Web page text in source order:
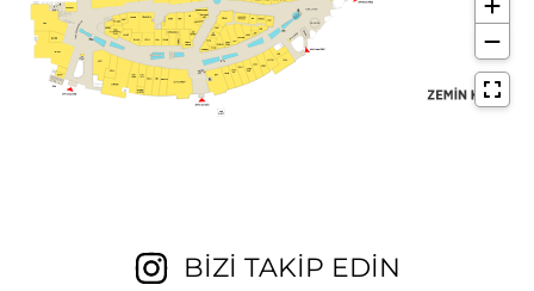
BİZİ TAKİP EDİN